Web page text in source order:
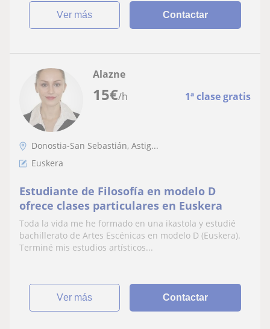
ver más Contactar
15€/h 1ª clase gratis
Alazne
Donostia-San Sebastián, Astig...
Euskera
Estudiante de Filosofía en modelo D
ofrece clases particulares en Euskera
Toda la vida me he formado en una ikastola y estudié
bachillerato de Artes Escénicas en modelo D (Euskera).
Terminé mis estudios artísticos...
ver más Contactar